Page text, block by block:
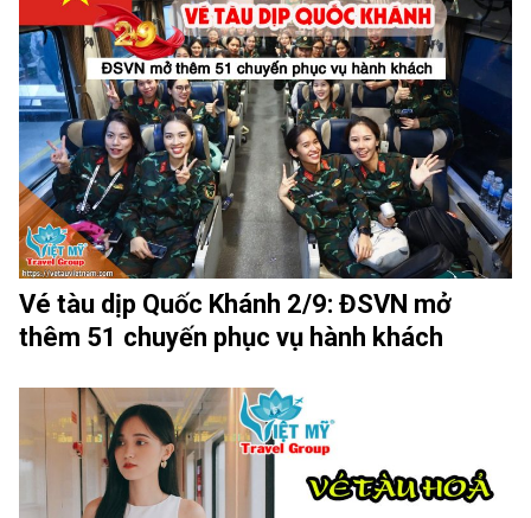
Vé tàu dịp Quốc Khánh 2/9: ĐSVN mở
thêm 51 chuyến phục vụ hành khách